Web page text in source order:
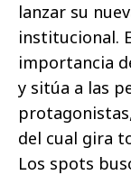
lanzar su
institucional.
importancia
y sitúa a las
del cual gira
Los spots